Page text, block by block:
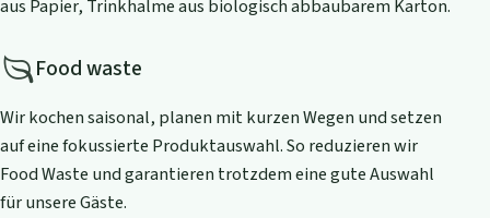
aus Papier, Trinkhalme aus biologisch abbaubarem Karton.
Food waste
Wir kochen saisonal, planen mit kurzen Wegen und setzen
auf eine fokussierte Produktauswahl. So reduzieren wir
Food Waste und garantieren trotzdem eine gute Auswahl
für unsere Gäste.